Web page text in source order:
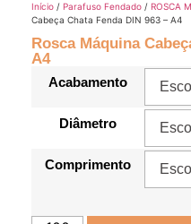
Início / Parafuso Fendado / ROSCA
Cabeça Chata Fenda DIN 963 – A4
Rosca Máquina
A4
Acabamento
Diâmetro
Comprimento